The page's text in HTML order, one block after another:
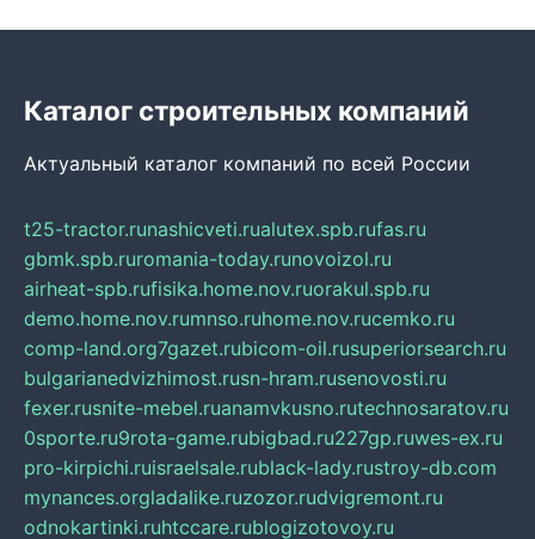
Каталог строительных компаний
Актуальный каталог компаний по всей России
t25-tractor.runashicveti.rualutex.spb.rufas.ru
gbmk.spb.ruromania-today.runovoizol.ru
airheat-spb.rufisika.home.nov.ruorakul.spb.ru
demo.home.nov.rumnso.ruhome.nov.rucemko.ru
comp-land.org7gazet.rubicom-oil.rusuperiorsearch.ru
bulgarianedvizhimost.rusn-hram.rusenovosti.ru
fexer.rusnite-mebel.ruanamvkusno.rutechnosaratov.ru
0sporte.ru9rota-game.rubigbad.ru227gp.ruwes-ex.ru
pro-kirpichi.ruisraelsale.rublack-lady.rustroy-db.com
mynances.orgladalike.ruzozor.rudvigremont.ru
odnokartinki.ruhtccare.rublogizotovoy.ru